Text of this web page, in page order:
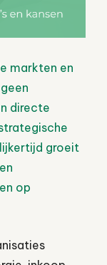
markten en
directe
groeit
op